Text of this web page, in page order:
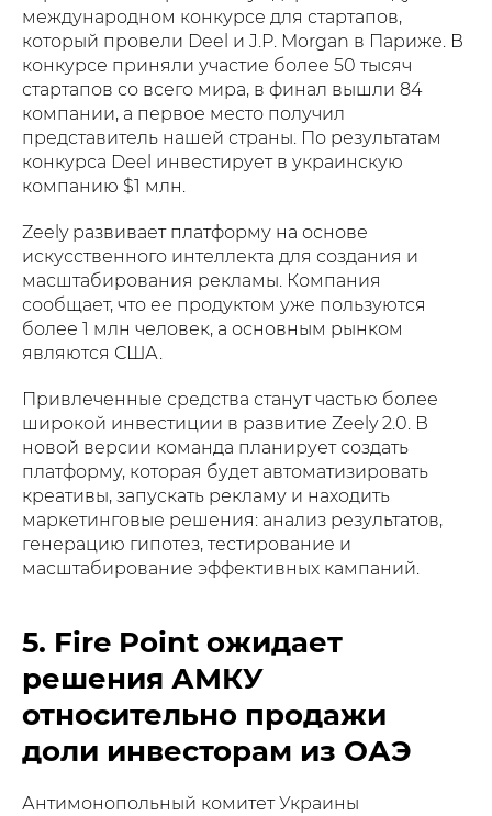
международном конкурсе для стартапов,
который провели Deel и J.P. Morgan в Париже. В
конкурсе приняли участие более 50 тысяч
стартапов со всего мира, в финал вышли 84
компании, а первое место получил
представитель нашей страны. По результатам
конкурса Deel инвестирует в украинскую
компанию $1 млн.
Zeely развивает платформу на основе
искусственного интеллекта для создания и
масштабирования рекламы. Компания
сообщает, что ее продуктом уже пользуются
более 1 млн человек, а основным рынком
являются США.
Привлеченные средства станут частью более
широкой инвестиции в развитие Zeely 2.0. В
новой версии команда планирует создать
платформу, которая будет автоматизировать
креативы, запускать рекламу и находить
маркетинговые решения: анализ результатов,
генерацию гипотез, тестирование и
масштабирование эффективных кампаний.
5. Fire Point ожидает
решения АМКУ
относительно продажи
доли инвесторам из ОАЭ
Антимонопольный комитет Украины